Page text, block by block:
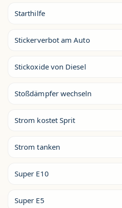
Starthilfe
Stickerverbot am Auto
Stickoxide von Diesel
Stoßdämpfer wechseln
Strom kostet Sprit
Strom tanken
Super E10
Super E5